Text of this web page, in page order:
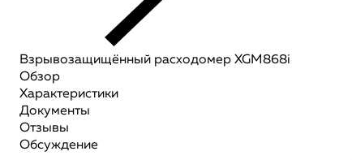
Взрывозащищённый расходомер XGM868i
Обзор
Характеристики
Документы
Отзывы
Обсуждение